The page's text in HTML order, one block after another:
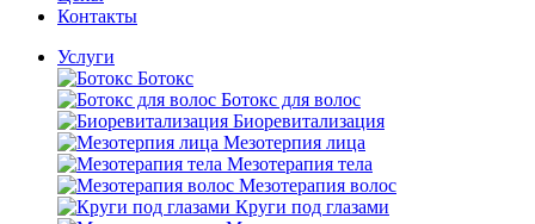
Контакты
Услуги
Ботокс
Ботокс для волос
Биоревитализация
Мезотерпия лица
Мезотерапия тела
Мезотерапия волос
Круги под глазами